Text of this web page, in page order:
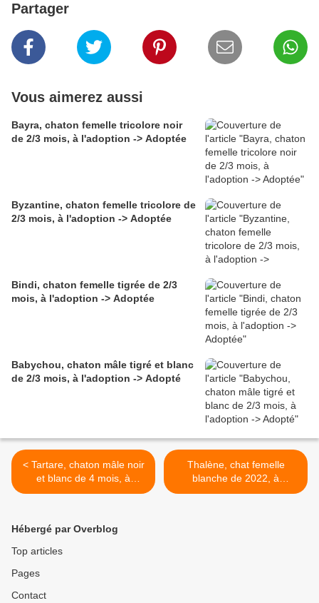
Partager
Vous aimerez aussi
Bayra, chaton femelle tricolore noir
de 2/3 mois, à l'adoption -> Adoptée
Byzantine, chaton femelle tricolore de
2/3 mois, à l'adoption -> Adoptée
Bindi, chaton femelle tigrée de 2/3
mois, à l'adoption -> Adoptée
Babychou, chaton mâle tigré et blanc
de 2/3 mois, à l'adoption -> Adopté
< Tartare, chaton mâle noir
et blanc de 4 mois, à
l'adoption -> adopté
Thalène, chat femelle
blanche de 2022, à
l'adoption -> adoptée >
Hébergé par Overblog
Top articles
Pages
Contact